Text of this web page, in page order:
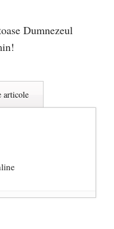
Dumnezeul
articole
despre